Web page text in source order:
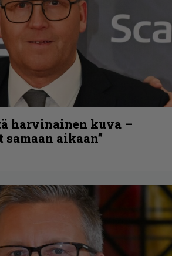
harvinainen kuva –
aikaan”